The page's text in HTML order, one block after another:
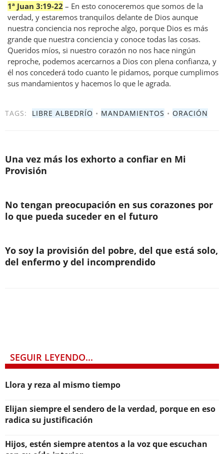
1ª Juan 3:19-22 – En esto conoceremos que somos de la
verdad, y estaremos tranquilos delante de Dios aunque
nuestra conciencia nos reproche algo, porque Dios es más
grande que nuestra conciencia y conoce todas las cosas.
Queridos míos, si nuestro corazón no nos hace ningún
reproche, podemos acercarnos a Dios con plena confianza, y
él nos concederá todo cuanto le pidamos, porque cumplimos
sus mandamientos y hacemos lo que le agrada.
TAGS: LIBRE ALBEDRÍO • MANDAMIENTOS • ORACIÓN
Una vez más los exhorto a confiar en Mi
Provisión
No tengan preocupación en sus corazones por
lo que pueda suceder en el futuro
Yo soy la provisión del pobre, del que está solo,
del enfermo y del incomprendido
SEGUIR LEYENDO...
Llora y reza al mismo tiempo
Elijan siempre el sendero de la verdad, porque en eso
radica su justificación
Hijos, estén siempre atentos a la voz que escuchan